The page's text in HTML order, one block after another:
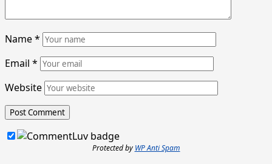
Name*
Email *
Website
Protected by WP Anti Spam